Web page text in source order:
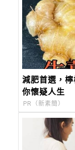
減肥首選，
你懷疑人生
PR（新素簡）